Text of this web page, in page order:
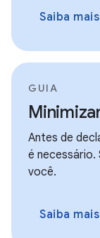
Saiba mais
GUIA
Antes de
é necessário.
você.
Saiba mais